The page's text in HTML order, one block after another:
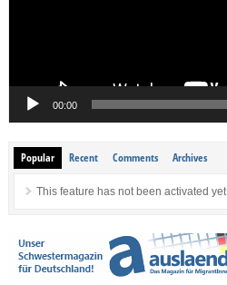
00:00
Popular Recent Comments Archives
This feature has not been activated yet.